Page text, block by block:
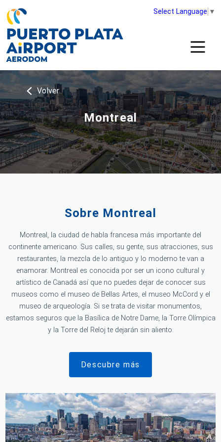
Select Language ▼
Volver
Montreal
Sobre Montreal
Montreal, la ciudad de habla francesa más importante del
continente americano. Sus calles, su gente, sus atracciones, sus
restaurantes, la mezcla de lo antiguo y lo moderno te van a
enamorar. Montreal es conocida por ser un icono cultural y
artístico de Canadá así que no puedes dejar de conocer sus
museos como el museo de Bellas Artes, el museo McCord y el
museo de arqueología. Si se trata de visitar monumentos,
estamos seguros que la Basílica de Notre Dame, la Torre Olímpica
y la Torre del Reloj te dejarán sin aliento.
Descubre más